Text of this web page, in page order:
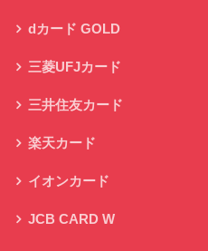
dカード GOLD
三菱UFJカード
三井住友カード
楽天カード
イオンカード
JCB CARD W